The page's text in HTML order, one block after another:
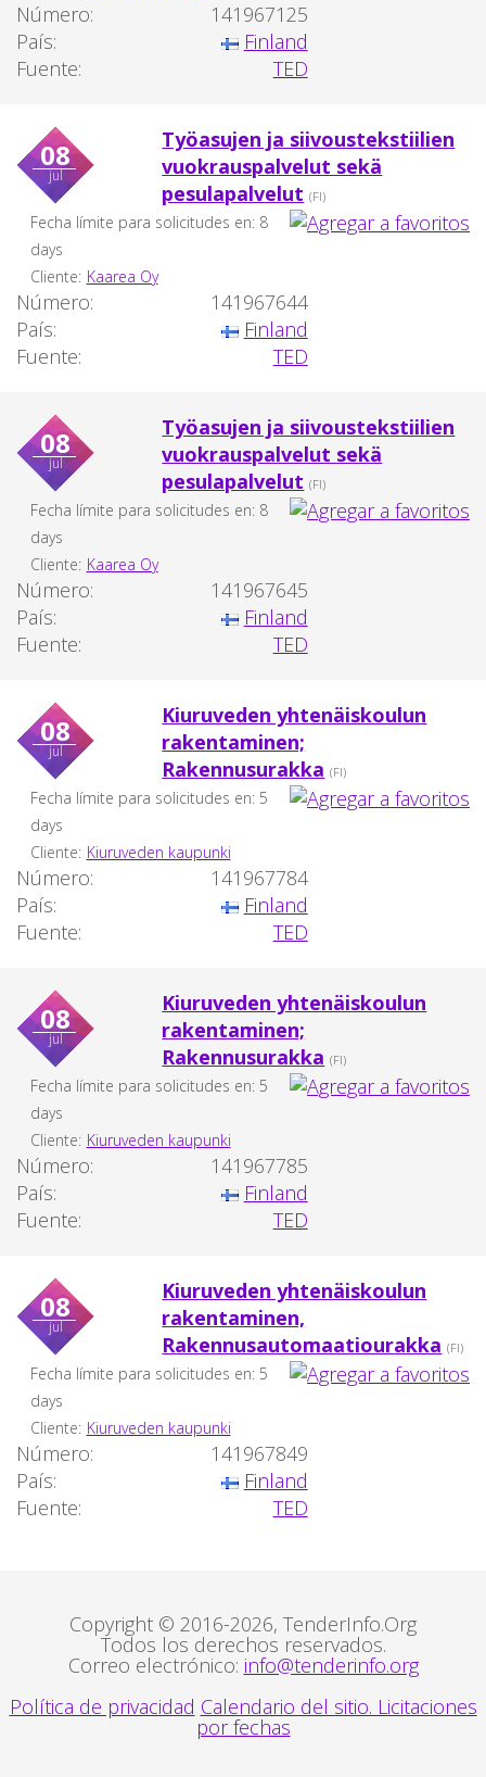
Número:
141967125
País:
Finland
Fuente:
TED
08
jul
Työasujen ja siivoustekstiilien
vuokrauspalvelut sekä
pesulapalvelut (FI)
Fecha límite para solicitudes en: 8
days
Cliente: Kaarea Oy
Número:
141967644
País:
Finland
Fuente:
TED
08
jul
Työasujen ja siivoustekstiilien
vuokrauspalvelut sekä
pesulapalvelut (FI)
Fecha límite para solicitudes en: 8
days
Cliente: Kaarea Oy
Número:
141967645
País:
Finland
Fuente:
TED
08
jul
Kiuruveden yhtenäiskoulun
rakentaminen;
Rakennusurakka (FI)
Fecha límite para solicitudes en: 5
days
Cliente: Kiuruveden kaupunki
Número:
141967784
País:
Finland
Fuente:
TED
08
jul
Kiuruveden yhtenäiskoulun
rakentaminen;
Rakennusurakka (FI)
Fecha límite para solicitudes en: 5
days
Cliente: Kiuruveden kaupunki
Número:
141967785
País:
Finland
Fuente:
TED
08
jul
Kiuruveden yhtenäiskoulun
rakentaminen,
Rakennusautomaatiourakka (FI)
Fecha límite para solicitudes en: 5
days
Cliente: Kiuruveden kaupunki
Número:
141967849
País:
Finland
Fuente:
TED
Copyright © 2016-2026, TenderInfo.Org
Todos los derechos reservados.
Correo electrónico: info@tenderinfo.org
Política de privacidad Calendario del sitio. Licitaciones
por fechas